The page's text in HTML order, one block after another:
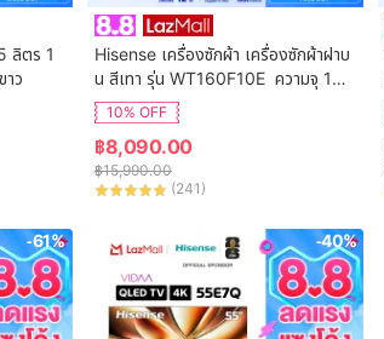
ลิตร 1
ว
Hisense เครื่องซักผ้า เครื่องซักผ้าฝาบ
น สีเทา รุ่น WT160F10E  ความจุ 16
กก. New ไม่มีบริการติดตั้ง
10% OFF
฿8,090.00
฿15,990.00
(241)
-61% -40%